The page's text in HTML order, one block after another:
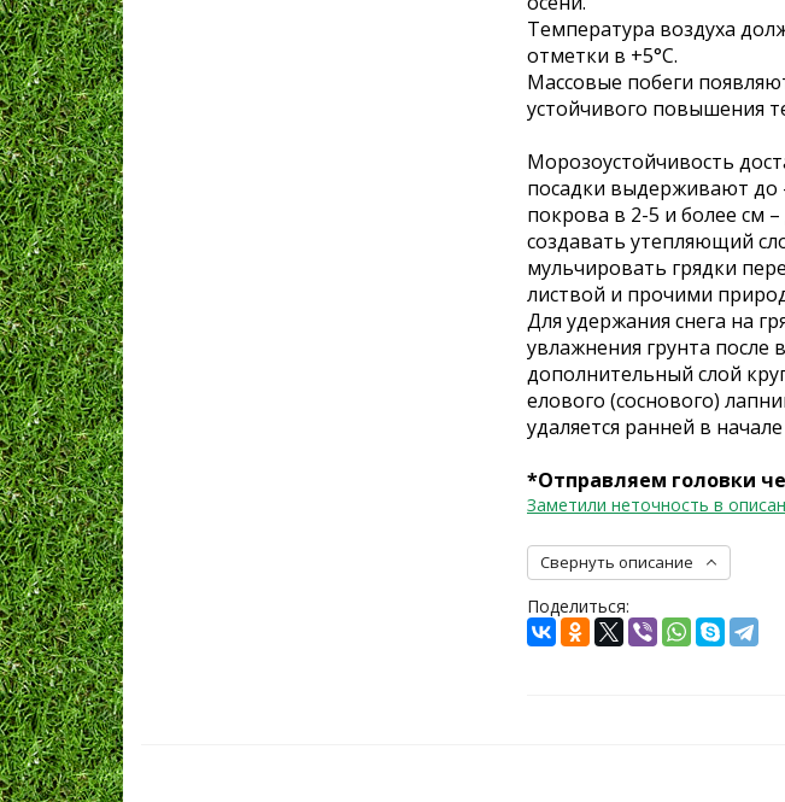
Температура воздуха
отметки в +5°C.
Массовые побеги
устойчивого повышения
Морозоустойчивость
посадки выдерживают до
покрова в 2-5 и более см
создавать утепляющий
мульчировать грядки
листвой и прочими
Для удержания снега на
увлажнения грунта после
дополнительный слой
елового (соснового)
удаляется ранней в
*Отправляем головки
Заметили неточность в
Свернуть описание
Поделиться: